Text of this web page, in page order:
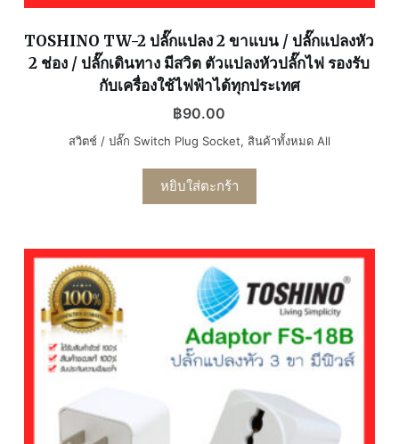
TOSHINO TW-2 ปลั๊กแปลง 2 ขาแบน / ปลั๊กแปลงหัว
2 ช่อง / ปลั๊กเดินทาง มีสวิต ตัวแปลงหัวปลั๊กไฟ รองรับ
กับเครื่องใช้ไฟฟ้าได้ทุกประเทศ
฿90.00
สวิตช์ / ปลั๊ก Switch Plug Socket, สินค้าทั้งหมด All
หยิบใส่ตะกร้า